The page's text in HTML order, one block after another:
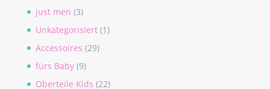
just men (3)
Unkategorisiert (1)
Accessoires (29)
fürs Baby (9)
Oberteile Kids (22)